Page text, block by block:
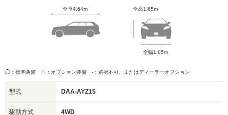
全長4.64m 全高1.65m
全幅1.85m
◯：標準装備 △：オプション装備 -：選択不可、またはディーラーオプション
型式 DAA-AYZ15
駆動方式 4WD